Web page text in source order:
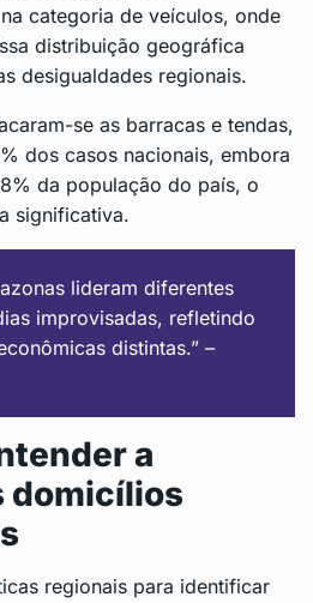
categoria de veículos, onde
distribuição geográfica
desigualdades regionais.
se as barracas e tendas,
dos casos nacionais, embora
da população do país, o
significativa.
lideram diferentes
improvisadas, refletindo
distintas.” –
a
domicílios
regionais para identificar